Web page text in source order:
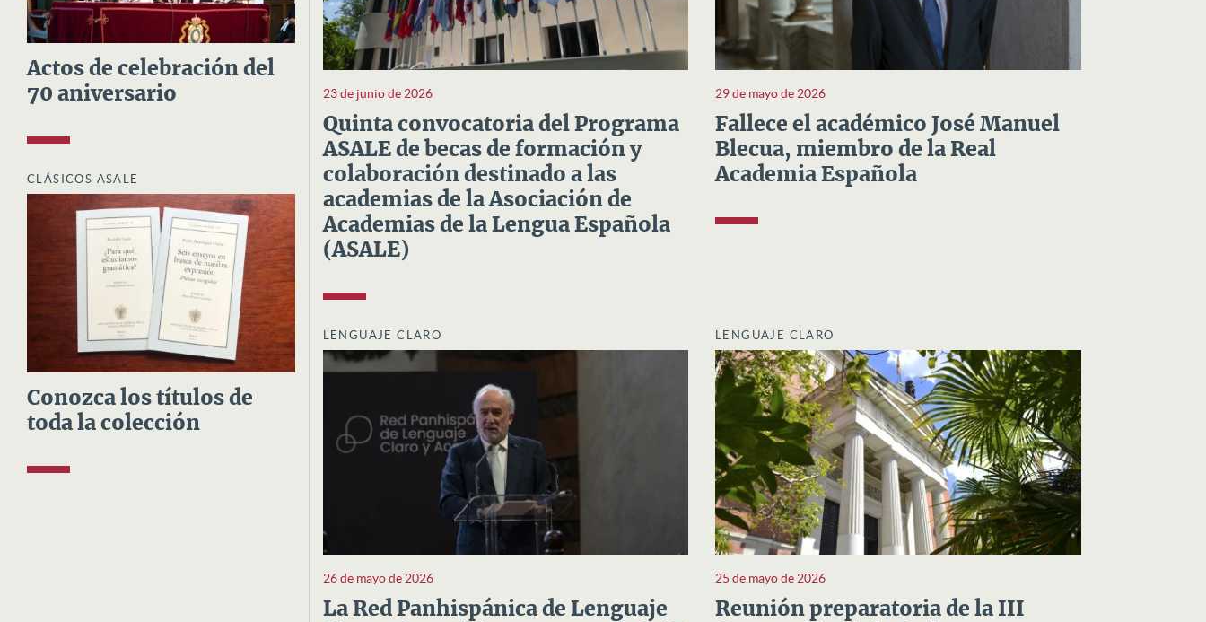
Actos de celebración del
70 aniversario
CLÁSICOS ASALE
Conozca los títulos de
toda la colección
23 de junio de 2026
Quinta convocatoria del Programa
ASALE de becas de formación y
colaboración destinado a las
academias de la Asociación de
Academias de la Lengua Española
(ASALE)
29 de mayo de 2026
Fallece el académico José Manuel
Blecua, miembro de la Real
Academia Española
LENGUAJE CLARO
26 de mayo de 2026
La Red Panhispánica de Lenguaje
LENGUAJE CLARO
25 de mayo de 2026
Reunión preparatoria de la III